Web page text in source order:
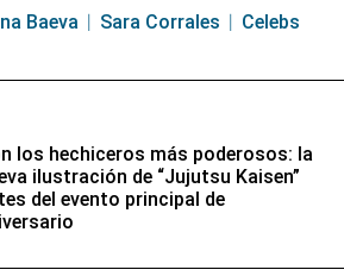
Baeva Sara Corrales Celebs
los hechiceros más poderosos: la
ilustración de “Jujutsu Kaisen”
del evento principal de